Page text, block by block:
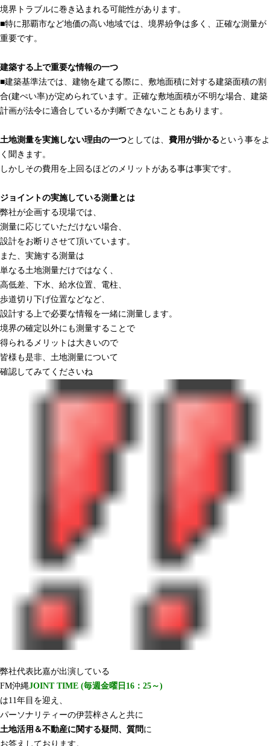
境界トラブルに巻き込まれる可能性があります。
■特に那覇市など地価の高い地域では、境界紛争は多く、正確な測量が
重要です。
建築する上で重要な情報の一つ
■建築基準法では、建物を建てる際に、敷地面積に対する建築面積の割
合(建ぺい率)が定められています。正確な敷地面積が不明な場合、建築
計画が法令に適合しているか判断できないこともあります。
土地測量を実施しない理由の一つとしては、 費用が掛かる という事をよ
く聞きます。
しかしその費用を上回るほどのメリットがある事は事実です。
ジョイントの実施している測量とは
弊社が企画する現場では、
測量に応じていただけない場合、
設計をお断りさせて頂いています。
また、実施する測量は
単なる土地測量だけではなく、
高低差、下水、給水位置、電柱、
歩道切り下げ位置などなど、
設計する上で必要な情報を一緒に測量します。
境界の確定以外にも測量することで
得られるメリットは大きいので
皆様も是非、土地測量について
確認してみてくださいね
弊社代表比嘉が出演している
FM沖縄JOINT TIME (毎週金曜日16：25～)
は11年目を迎え、
パーソナリティーの伊芸梓さんと共に
土地活用＆不動産に関する疑問、質問 に
お答えしております。